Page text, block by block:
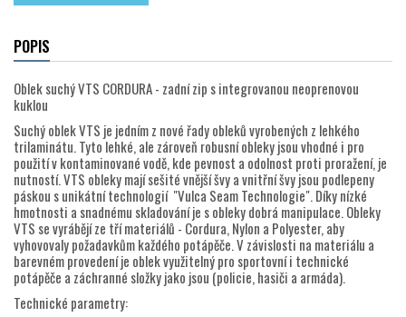
POPIS
Oblek suchý VTS CORDURA - zadní zip s integrovanou neoprenovou
kuklou
Suchý oblek VTS je jedním z nové řady obleků vyrobených z lehkého
trilaminátu. Tyto lehké, ale zároveň robusní obleky jsou vhodné i pro
použití v kontaminované vodě, kde pevnost a odolnost proti proražení, je
nutností. VTS obleky mají sešité vnější švy a vnitřní švy jsou podlepeny
páskou s unikátní technologií "Vulca Seam Technologie". Díky nízké
hmotnosti a snadnému skladování je s obleky dobrá manipulace. Obleky
VTS se vyrábějí ze tří materiálů - Cordura, Nylon a Polyester, aby
vyhovovaly požadavkům každého potápěče. V závislosti na materiálu a
barevném provedení je oblek využitelný pro sportovní i technické
potápěče a záchranné složky jako jsou (policie, hasiči a armáda).
Technické parametry: